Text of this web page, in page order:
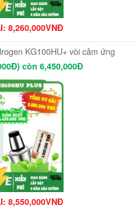
8,260,000VNĐ
KG100HU+ vòi cảm ứng
còn 6,450,000Đ
8,550,000VNĐ